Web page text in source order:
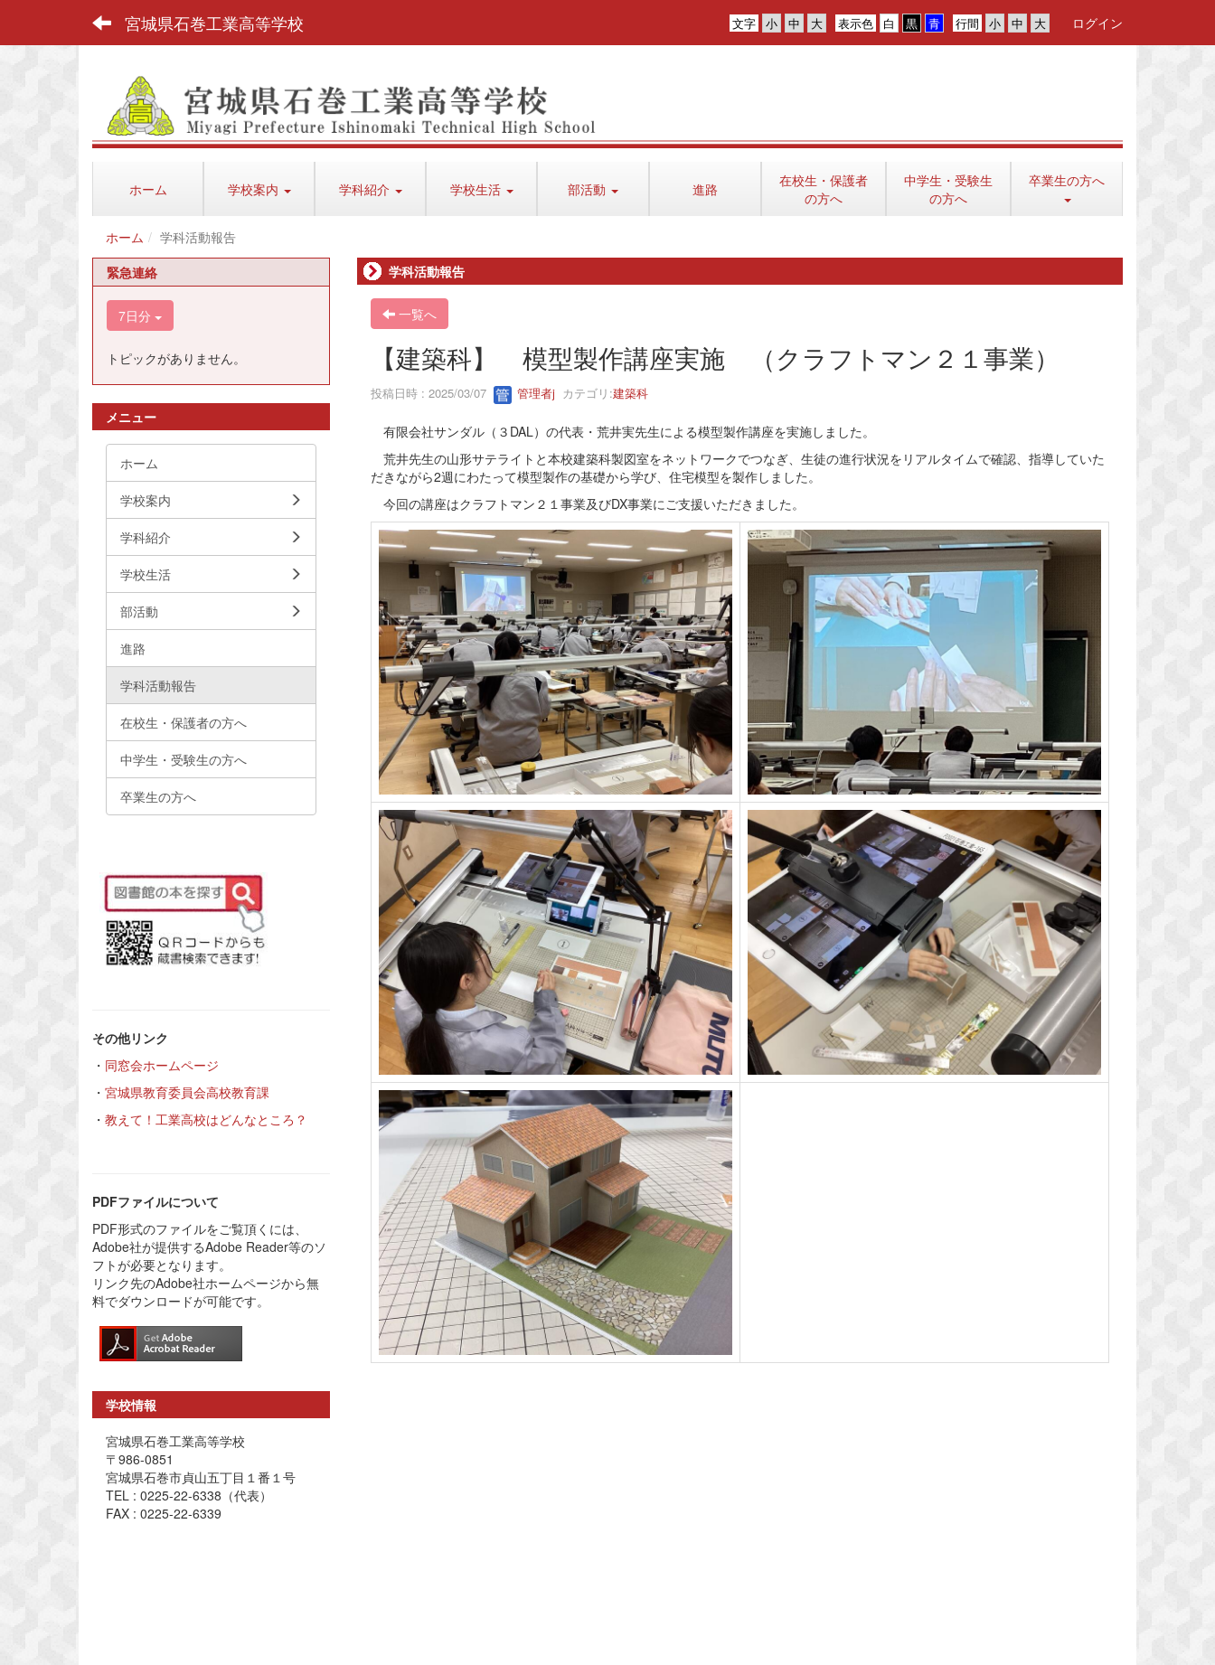
宮城県石巻工業高等学校 行間
表示色
文字 ログイン
ホーム 学校案内 学科紹介 学校生活 部活動 進路
在校生・保護者
の方へ
中学生・受験生
の方へ
卒業生の方へ
ホーム
学科活動報告
学科活動報告
一覧へ
【建築科】 模型製作講座実施 （クラフトマン２１事業）
投稿日時 : 2025/03/07 管理者jカテゴリ:建築科
有限会社サンダル（３DAL）の代表・荒井実先生による模型製作講座を実施しました。
荒井先生の山形サテライトと本校建築科製図室をネットワークでつなぎ、生徒の進行状況をリアルタイムで確認、指導していた
だきながら2週にわたって模型製作の基礎から学び、住宅模型を製作しました。
今回の講座はクラフトマン２１事業及びDX事業にご支援いただきました。
緊急連絡
7日分
トピックがありません。
メニュー
ホーム
学校案内
学科紹介
学校生活
部活動
進路
学科活動報告
在校生・保護者の方へ
中学生・受験生の方へ
卒業生の方へ
その他リンク
・ 同窓会ホームページ
・ 宮城県教育委員会高校教育課
・ 教えて！工業高校はどんなところ？
PDFファイルについて
PDF形式のファイルをご覧頂くには、
Adobe社が提供するAdobe Reader等のソ
フトが必要となります。
リンク先のAdobe社ホームページから無
料でダウンロードが可能です。
学校情報
宮城県石巻工業高等学校
〒986-0851
宮城県石巻市貞山五丁目１番１号
TEL : 0225-22-6338（代表）
FAX : 0225-22-6339